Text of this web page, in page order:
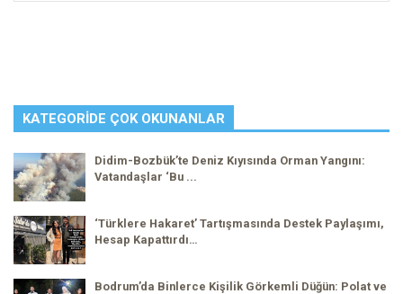
KATEGORIDE ÇOK OKUNANLAR
Didim-Bozbük’te Deniz Kıyısında Orman Yangını:
Vatandaşlar ‘Bu ...
‘Türklere Hakaret’ Tartışmasında Destek Paylaşımı,
Hesap Kapattırdı…
Bodrum’da Binlerce Kişilik Görkemli Düğün: Polat ve